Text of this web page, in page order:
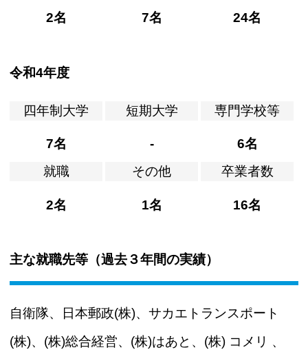
2名 7名 24名
令和4年度
四年制大学
7名
短期大学
-
専門学校等
6名
就職
2名
その他
1名
卒業者数
16名
主な就職先等（過去３年間の実績）
自衛隊、日本郵政(株)、サカエトランスポート
(株)、(株)総合経営、(株)はあと、(株) コメリ 、